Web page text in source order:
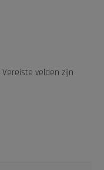
Vereiste velden zijn